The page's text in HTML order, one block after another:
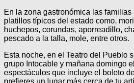
En la zona gastronómica las
platillos típicos del estado como,
huchepos, corundas, aporreadillo,
pescado a la talla, mole, entre otros.
Esta noche, en el Teatro del Pueblo
grupo Intocable y mañana domingo
espectáculos que incluye el boleto
prefieres un lugar más cerca de tu